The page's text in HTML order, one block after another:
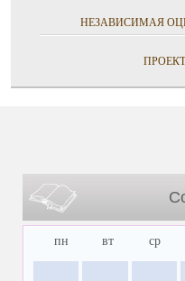
НЕЗАВИСИМАЯ
пн вт ср